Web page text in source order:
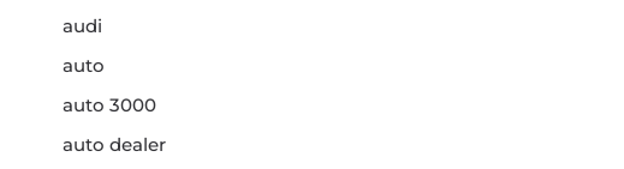
audi
auto
auto 3000
auto dealer